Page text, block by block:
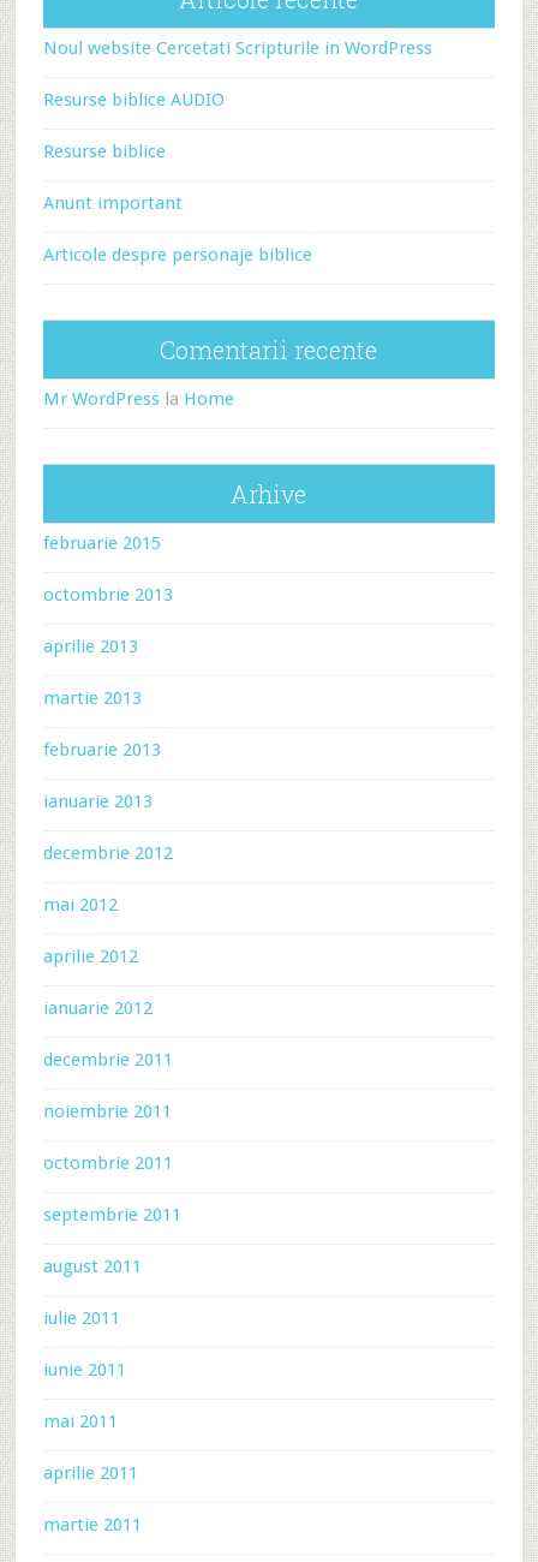
Noul website Cercetati Scripturile in WordPress
Resurse biblice AUDIO
Resurse biblice
Anunt important
Articole despre personaje biblice
Comentarii recente
Mr WordPressla Home
Arhive
februarie 2015
octombrie 2013
aprilie 2013
martie 2013
februarie 2013
ianuarie 2013
decembrie 2012
mai 2012
aprilie 2012
ianuarie 2012
decembrie 2011
noiembrie 2011
octombrie 2011
septembrie 2011
august 2011
iulie 2011
iunie 2011
mai 2011
aprilie 2011
martie 2011